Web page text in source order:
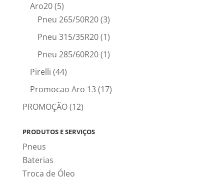
Aro20(5)
Pneu 265/50R20(3)
Pneu 315/35R20(1)
Pneu 285/60R20(1)
Pirelli (44)
Promocao Aro 13(17)
PROMOÇÃO(12)
PRODUTOS E SERVIÇOS
Pneus
Baterias
Troca de Óleo